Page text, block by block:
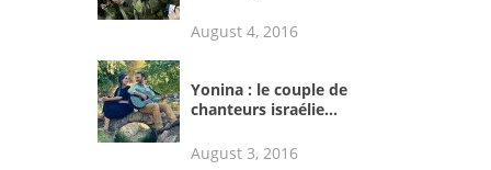
August 4, 2016
Yonina : le couple de
chanteurs israélie...
August 3, 2016